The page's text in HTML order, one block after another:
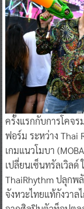
ครั้งแรกกับการโคจ
ฟอร์ม ระหว่าง Thai
เกมแนวโมบา
เปลี่ยนเซ็นทรัลเวิลด์
ThaiRhythm ปลุกพ
จังหวะไทยแท้กังวา